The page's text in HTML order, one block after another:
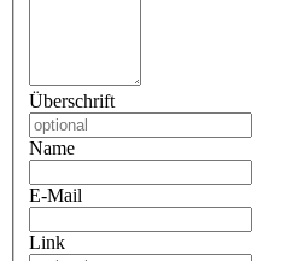
Überschrift
Name
E-Mail
Link